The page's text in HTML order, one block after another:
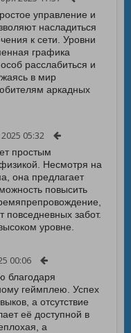
управление и
насладиться
к сети. Уровни
графика
расслабиться и
в мир
аркадных
05:32
простым
Несмотря на
она предлагает
повысить
повседневных забот.
уровне.
00:06
благодаря
геймплею. Успех
а отсутствие
её доступной в
а